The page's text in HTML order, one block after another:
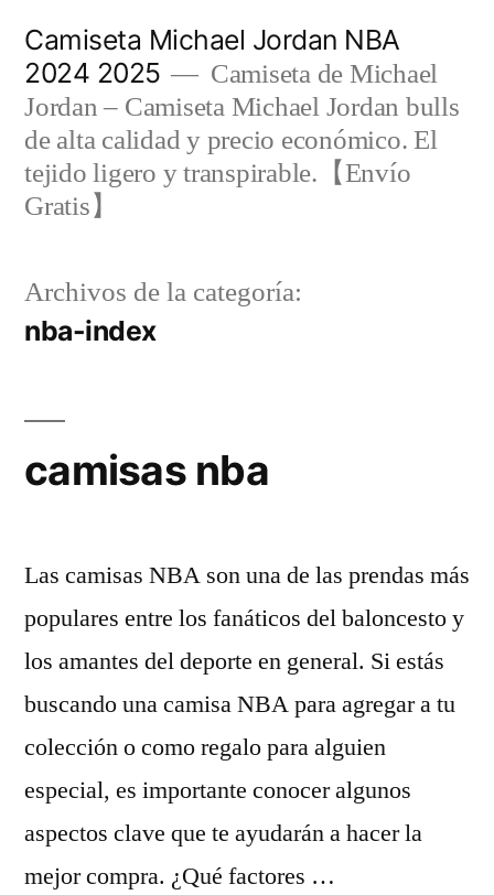
contenido
Camiseta Michael Jordan NBA
2024 2025
Camiseta de Michael
Jordan – Camiseta Michael Jordan bulls
de alta calidad y precio económico. El
tejido ligero y transpirable.【Envío
Gratis】
Archivos de la categoría:
nba-index
camisas nba
Las camisas NBA son una de las prendas más
populares entre los fanáticos del baloncesto y
los amantes del deporte en general. Si estás
buscando una camisa NBA para agregar a tu
colección o como regalo para alguien
especial, es importante conocer algunos
aspectos clave que te ayudarán a hacer la
mejor compra. ¿Qué factores …